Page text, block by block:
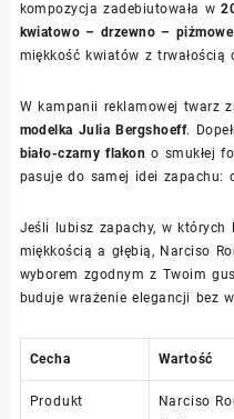
kompozycja zadebiutowała w
kwiatowo – drzewno – piżmowe
miękkość kwiatów z trwałością
W kampanii reklamowej twarz
modelka Julia Bergshoeff.
biało-czarny flakon o smukłej
pasuje do samej idei zapachu:
Jeśli lubisz zapachy, w których
miękkością a głębią, Narciso
wyborem zgodnym z Twoim
buduje wrażenie elegancji bez
Cecha Wartość
Produkt
Narciso